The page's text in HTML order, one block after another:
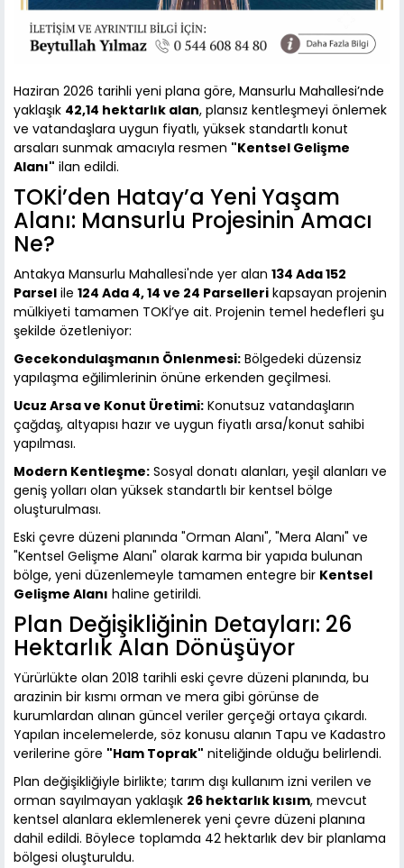
Haziran 2026 tarihli yeni plana göre, Mansurlu Mahallesi’nde
yaklaşık 42,14 hektarlık alan, plansız kentleşmeyi önlemek
ve vatandaşlara uygun fiyatlı, yüksek standartlı konut
arsaları sunmak amacıyla resmen "Kentsel Gelişme
Alanı" ilan edildi.
TOKİ’den Hatay’a Yeni Yaşam
Alanı: Mansurlu Projesinin Amacı
Ne?
Antakya Mansurlu Mahallesi'nde yer alan 134 Ada 152
Parsel ile 124 Ada 4, 14 ve 24 Parselleri kapsayan projenin
mülkiyeti tamamen TOKİ’ye ait. Projenin temel hedefleri şu
şekilde özetleniyor:
Gecekondulaşmanın Önlenmesi: Bölgedeki düzensiz
yapılaşma eğilimlerinin önüne erkenden geçilmesi.
Ucuz Arsa ve Konut Üretimi: Konutsuz vatandaşların
çağdaş, altyapısı hazır ve uygun fiyatlı arsa/konut sahibi
yapılması.
Modern Kentleşme: Sosyal donatı alanları, yeşil alanları ve
geniş yolları olan yüksek standartlı bir kentsel bölge
oluşturulması.
Eski çevre düzeni planında "Orman Alanı", "Mera Alanı" ve
"Kentsel Gelişme Alanı" olarak karma bir yapıda bulunan
bölge, yeni düzenlemeyle tamamen entegre bir Kentsel
Gelişme Alanı haline getirildi.
Plan Değişikliğinin Detayları: 26
Hektarlık Alan Dönüşüyor
Yürürlükte olan 2018 tarihli eski çevre düzeni planında, bu
arazinin bir kısmı orman ve mera gibi görünse de
kurumlardan alınan güncel veriler gerçeği ortaya çıkardı.
Yapılan incelemelerde, söz konusu alanın Tapu ve Kadastro
verilerine göre "Ham Toprak" niteliğinde olduğu belirlendi.
Plan değişikliğiyle birlikte; tarım dışı kullanım izni verilen ve
orman sayılmayan yaklaşık 26 hektarlık kısım, mevcut
kentsel alanlara eklemlenerek yeni çevre düzeni planına
dahil edildi. Böylece toplamda 42 hektarlık dev bir planlama
bölgesi oluşturuldu.